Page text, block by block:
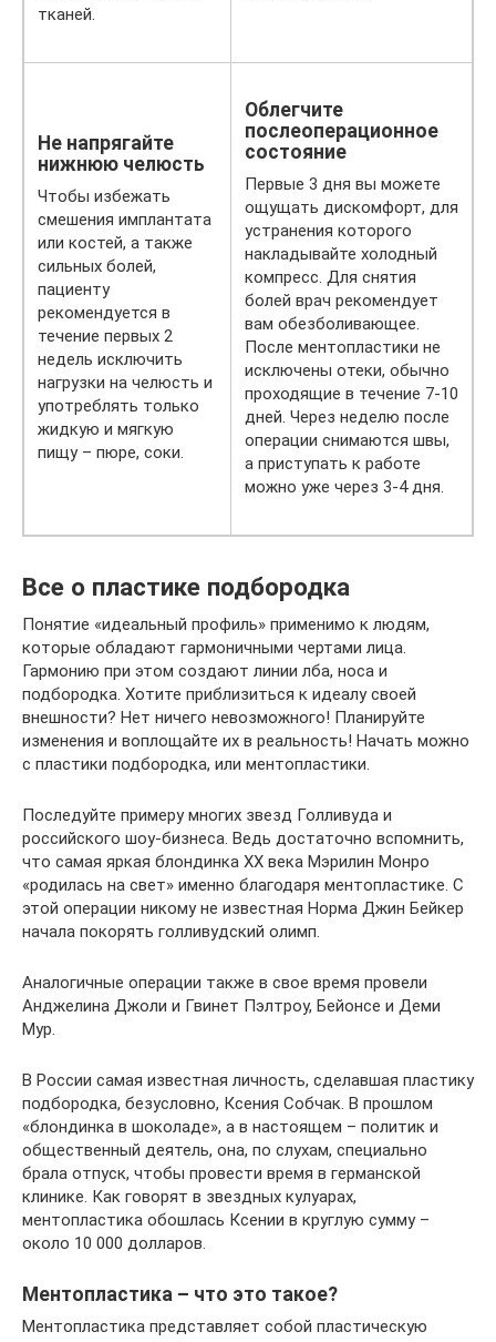
тканей.
Не напрягайте
нижнюю челюсть
Чтобы избежать
смешения имплантата
или костей, а также
сильных болей,
пациенту
рекомендуется в
течение первых 2
недель исключить
нагрузки на челюсть и
употреблять только
жидкую и мягкую
пищу – пюре, соки.
Облегчите
послеоперационное
состояние
Первые 3 дня вы можете
ощущать дискомфорт, для
устранения которого
накладывайте холодный
компресс. Для снятия
болей врач рекомендует
вам обезболивающее.
После ментопластики не
исключены отеки, обычно
проходящие в течение 7-10
дней. Через неделю после
операции снимаются швы,
а приступать к работе
можно уже через 3-4 дня.
Все о пластике подбородка
Понятие «идеальный профиль» применимо к людям,
которые обладают гармоничными чертами лица.
Гармонию при этом создают линии лба, носа и
подбородка. Хотите приблизиться к идеалу своей
внешности? Нет ничего невозможного! Планируйте
изменения и воплощайте их в реальность! Начать можно
с пластики подбородка, или ментопластики.
Последуйте примеру многих звезд Голливуда и
российского шоу-бизнеса. Ведь достаточно вспомнить,
что самая яркая блондинка XX века Мэрилин Монро
«родилась на свет» именно благодаря ментопластике. С
этой операции никому не известная Норма Джин Бейкер
начала покорять голливудский олимп.
Аналогичные операции также в свое время провели
Анджелина Джоли и Гвинет Пэлтроу, Бейонсе и Деми
Мур.
В России самая известная личность, сделавшая пластику
подбородка, безусловно, Ксения Собчак. В прошлом
«блондинка в шоколаде», а в настоящем – политик и
общественный деятель, она, по слухам, специально
брала отпуск, чтобы провести время в германской
клинике. Как говорят в звездных кулуарах,
ментопластика обошлась Ксении в круглую сумму –
около 10 000 долларов.
Ментопластика – что это такое?
Ментопластика представляет собой пластическую